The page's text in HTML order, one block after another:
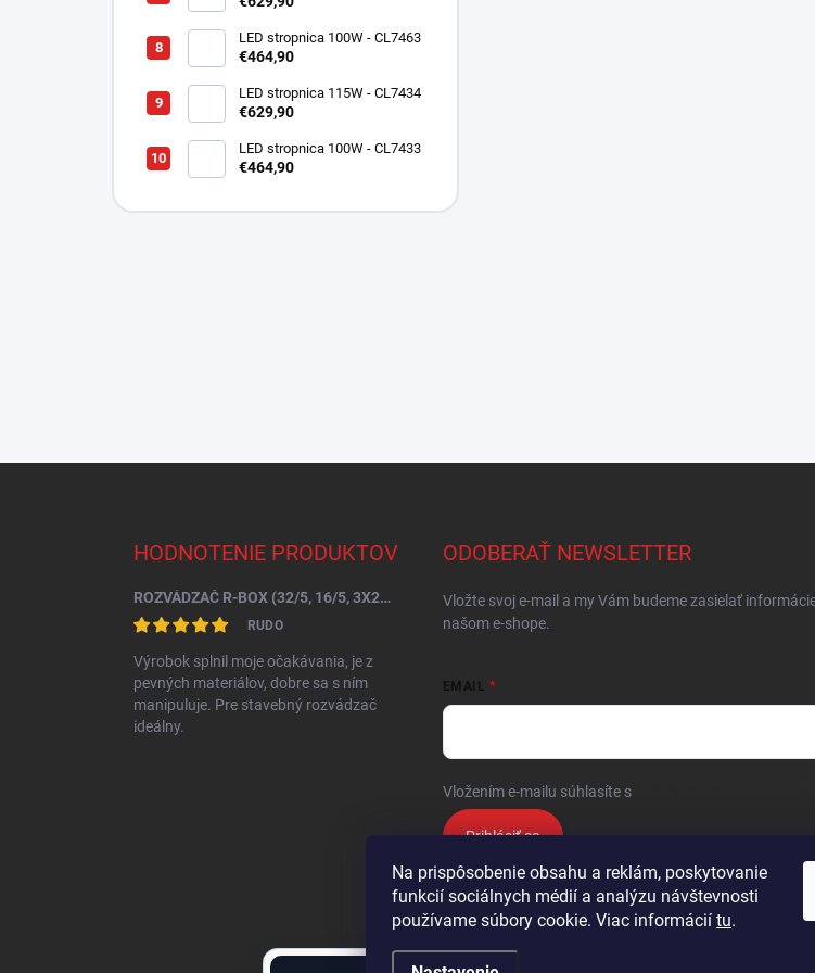
Na prispôsobenie obsahu a reklám, poskytovanie
funkcií sociálnych médií a analýzu návštevnosti
používame súbory cookie. Viac informácií tu.
LED stropnica 100W - CL7463
€464,90
LED stropnica 115W - CL7434
€629,90
LED stropnica 100W - CL7433
€464,90
HODNOTENIE PRODUKTOV
ROZVÁDZAČ R-BOX (32/5, 16/5, 3X250V) B.SLIM-10S-7BR
RUDO
Výrobok splnil moje očakávania, je z
pevných materiálov, dobre sa s ním
manipuluje. Pre stavebný rozvádzač
ideálny.
ODOBERAŤ NEWSLETTER
Vložte svoj e-mail a my Vám budeme zasielať
našom e-shope.
EMAIL
Vložením e-mailu súhlasíte s
Prihlásiť sa
Podmienky ochrany osobných údajov Kontakty